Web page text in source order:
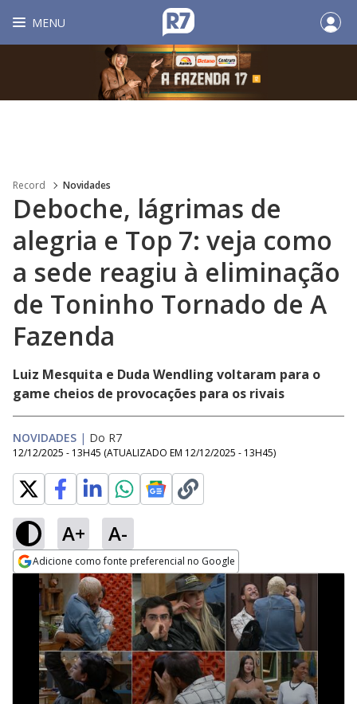
MENU
Record Novidades
Deboche, lágrimas de
alegria e Top 7: veja como
a sede reagiu à eliminação
de Toninho Tornado de A
Fazenda
Luiz Mesquita e Duda Wendling voltaram para o
game cheios de provocações para os rivais
NOVIDADES | Do R7
12/12/2025 - 13H45 (ATUALIZADO EM 12/12/2025 - 13H45)
A+ A-
Adicione como fonte preferencial no Google
Opens in new window